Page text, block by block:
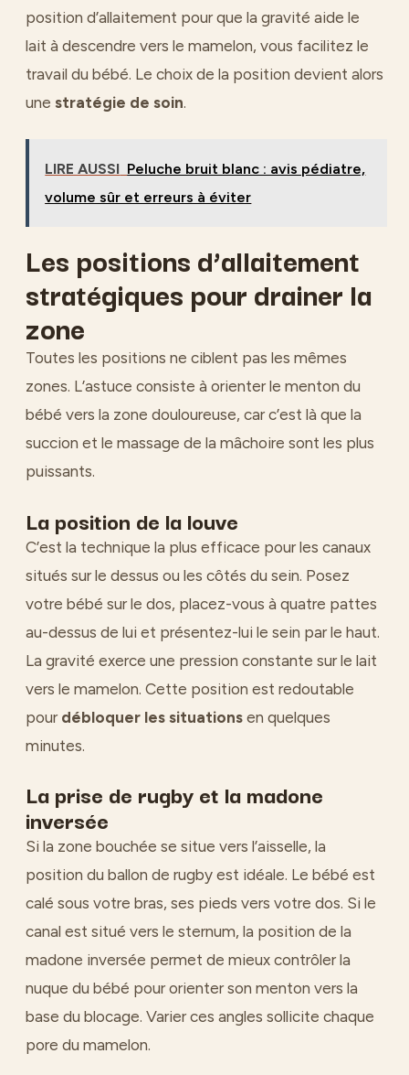
position d’allaitement pour que la gravité aide le
lait à descendre vers le mamelon, vous facilitez le
travail du bébé. Le choix de la position devient alors
une stratégie de soin.
LIRE AUSSI Peluche bruit blanc : avis pédiatre,
volume sûr et erreurs à éviter
Les positions d’allaitement
stratégiques pour drainer la
zone
Toutes les positions ne ciblent pas les mêmes
zones. L’astuce consiste à orienter le menton du
bébé vers la zone douloureuse, car c’est là que la
succion et le massage de la mâchoire sont les plus
puissants.
La position de la louve
C’est la technique la plus efficace pour les canaux
situés sur le dessus ou les côtés du sein. Posez
votre bébé sur le dos, placez-vous à quatre pattes
au-dessus de lui et présentez-lui le sein par le haut.
La gravité exerce une pression constante sur le lait
vers le mamelon. Cette position est redoutable
pour débloquer les situations en quelques
minutes.
La prise de rugby et la madone
inversée
Si la zone bouchée se situe vers l’aisselle, la
position du ballon de rugby est idéale. Le bébé est
calé sous votre bras, ses pieds vers votre dos. Si le
canal est situé vers le sternum, la position de la
madone inversée permet de mieux contrôler la
nuque du bébé pour orienter son menton vers la
base du blocage. Varier ces angles sollicite chaque
pore du mamelon.